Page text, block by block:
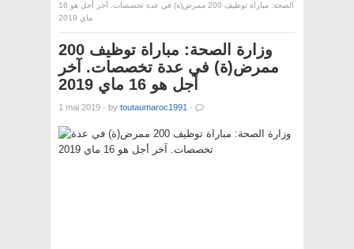
الصحة: مباراة توظيف 200 ممرض(ة) في عدة تخصصات. آخر أجل هو 16
ماي 2019
وزارة الصحة: مباراة توظيف 200
ممرض(ة) في عدة تخصصات. آخر
أجل هو 16 ماي 2019
1 mai 2019 · by toutaumaroc1991 ·